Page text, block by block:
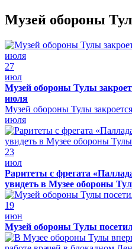
Музей обороны
27
июл
Музей обороны Тулы
июля
Музей обороны Тулы
июля
23
июл
Раритеты с фрегата
увидеть в Музее обороны
19
июн
Музей обороны Тулы